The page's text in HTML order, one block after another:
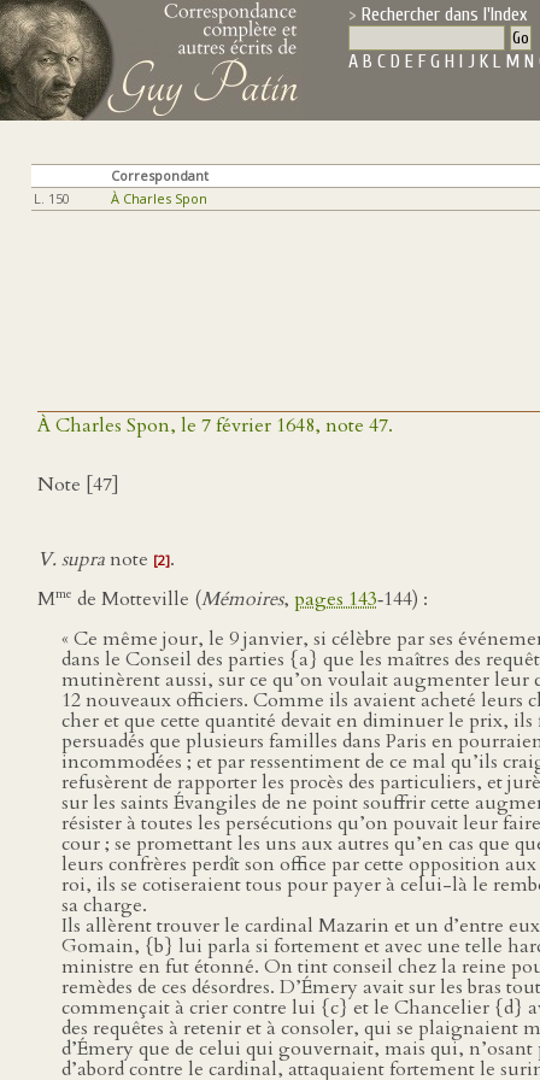
Rechercher dans l'Index
A B C D E F G H I J K L M N